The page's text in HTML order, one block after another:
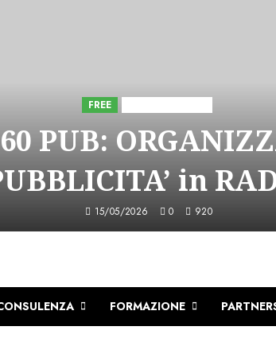
FREE
PUB:
in
15/05/2026 0 920
FORMAZIONE